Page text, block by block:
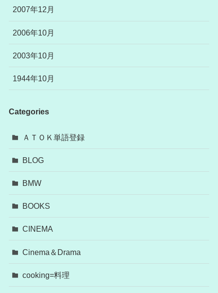
2007年12月
2006年10月
2003年10月
1944年10月
Categories
ＡＴＯＫ単語登録
BLOG
BMW
BOOKS
CINEMA
Cinema＆Drama
cooking=料理